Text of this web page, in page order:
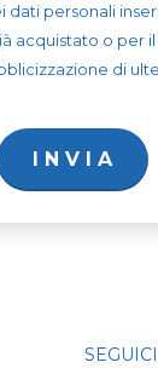
dati personali
acquistato o per
di